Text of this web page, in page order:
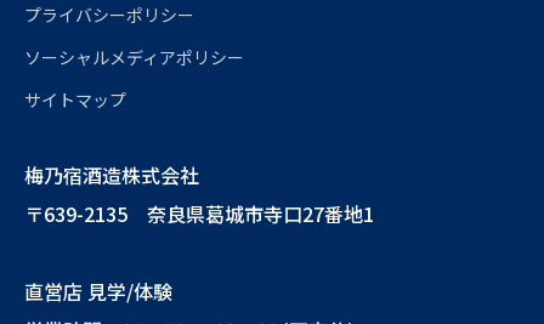
プライバシーポリシー
ソーシャルメディアポリシー
サイトマップ
梅乃宿酒造株式会社
〒639-2135 奈良県葛城市寺口27番地1
直営店 見学/体験